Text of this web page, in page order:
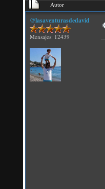
Autor
@lasaventurasdedavid
Mensajes: 12439